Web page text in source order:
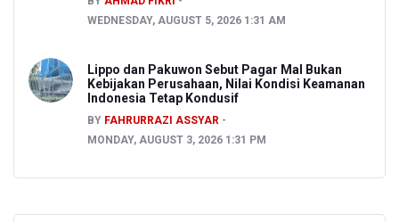
WEDNESDAY, AUGUST 5, 2026 1:31 AM
Lippo dan Pakuwon Sebut Pagar Mal Bukan
Kebijakan Perusahaan, Nilai Kondisi Keamanan
Indonesia Tetap Kondusif
BY FAHRURRAZI ASSYAR
MONDAY, AUGUST 3, 2026 1:31 PM